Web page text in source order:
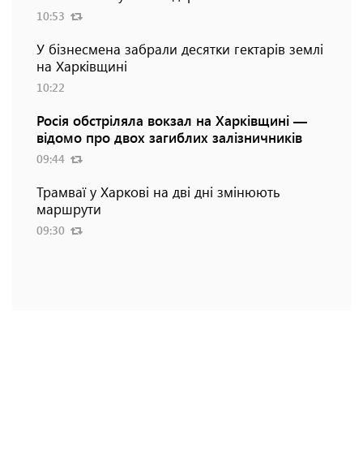
10:53
У бізнесмена забрали десятки гектарів землі
на Харківщині
10:22
Росія обстріляла вокзал на Харківщині —
відомо про двох загиблих залізничників
09:44
Трамваї у Харкові на дві дні змінюють
маршрути
09:30